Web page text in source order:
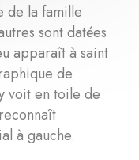
de la famille
sont datées
apparaît à saint
de
voit en toile de
à gauche.